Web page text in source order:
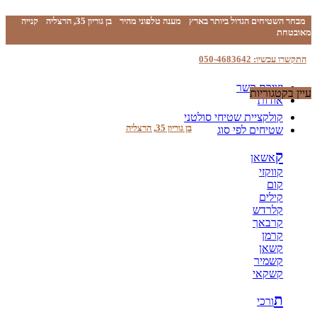
מבחר השטיחים הגדול ביותר בארץ מענה טלפוני מהיר בן גוריון 35, הרצליה
קנייה
מאובטחת
התקשרו עכשיו: 050-4683642
יצירת קשר
אודות
בן גוריון 35, הרצליה
עיין בקטגוריות
קולקציית שטיחי סולטני
שטיחים לפי סוג
קאשאן
קווקזי
קום
קילים
קלרדש
קרבאך
קרמן
קשאן
קשמיר
קשקאי
תורכי